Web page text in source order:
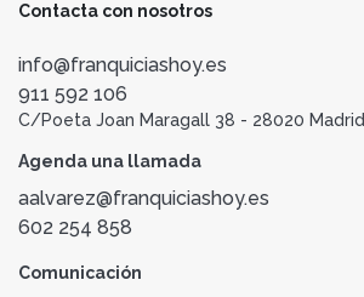
Contacta con nosotros
info@franquiciashoy.es
911 592 106
C/Poeta Joan Maragall 38 - 28020 Madrid
Agenda una llamada
aalvarez@franquiciashoy.es
602 254 858
Comunicación